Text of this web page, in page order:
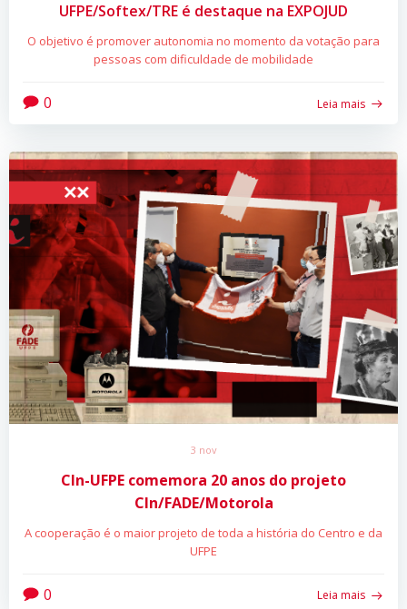
UFPE/Softex/TRE é destaque na EXPOJUD
O objetivo é promover autonomia no momento da votação para
pessoas com dificuldade de mobilidade
0 Leia mais
3 nov
CIn-UFPE comemora 20 anos do projeto
CIn/FADE/Motorola
A cooperação é o maior projeto de toda a história do Centro e da
UFPE
0 Leia mais